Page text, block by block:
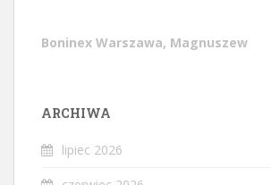
Boninex Warszawa, Magnuszew
ARCHIWA
lipiec 2026